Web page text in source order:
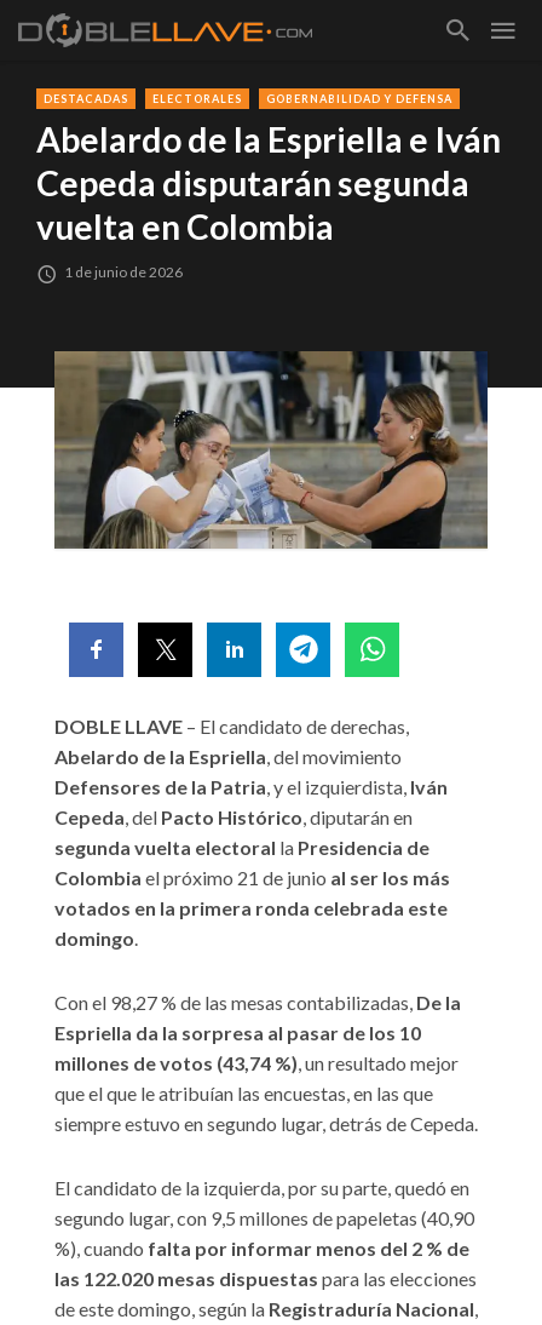
DESTACADAS ELECTORALES GOBERNABILIDAD Y DEFENSA
Abelardo de la Espriella e Iván
Cepeda disputarán segunda
vuelta en Colombia
1 de junio de 2026
DOBLE LLAVE – El candidato de derechas,
Abelardo de la Espriella , del movimiento
Defensores de la Patria , y el izquierdista, Iván
Cepeda , del Pacto Histórico , diputarán en
segunda vuelta electoral la Presidencia de
Colombia el próximo 21 de junio al ser los más
votados en la primera ronda celebrada este
domingo
Con el 98,27 % de las mesas contabilizadas, De la
Espriella da la sorpresa al pasar de los 10
millones de votos (43,74 %) , un resultado mejor
que el que le atribuían las encuestas, en las que
siempre estuvo en segundo lugar, detrás de Cepeda.
El candidato de la izquierda, por su parte, quedó en
segundo lugar, con 9,5 millones de papeletas (40,90
%), cuando falta por informar menos del 2 % de
las 122.020 mesas dispuestas para las elecciones
de este domingo, según la Registraduría Nacional